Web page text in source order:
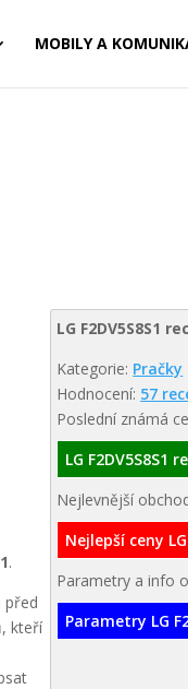
MOBILY A
LG F2DV5S8S1
Kategorie: Pračky
Hodnocení: 57
Poslední známá
LG F2DV5S8S1
Nejlevnější
Nejlepší ceny LG
Parametry a info
Parametry LG
.
před
kteří